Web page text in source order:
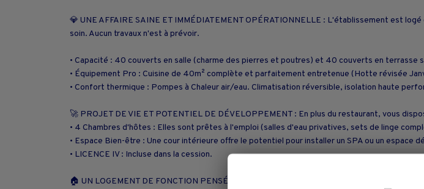
💎 UNE AFFAIRE SAINE ET IMMÉDIATEMENT OPÉRATIONNELLE : L'établissement est
soin. Aucun travaux n'est à prévoir.
• Capacité : 40 couverts en salle (charme des pierres et poutres) et 40 couverts en terrasse
• Équipement Pro : Cuisine de 40m² complète et parfaitement entretenue (Hotte révisée
• Confort thermique : Pompes à Chaleur air/eau. Climatisation réversible, isolation haute
🚀 PROJET DE VIE ET POTENTIEL DE DÉVELOPPEMENT : En plus du restaurant, vous
• 4 Chambres d'hôtes : Elles sont prêtes à l'emploi (salles d'eau privatives, sets de linge
• Espace Bien-être : Une cour intérieure offre le potentiel pour installer un SPA ou un espace
• LICENCE IV : Incluse dans la cession.
🏠 UN LOGEMENT DE FONCTION PENSÉ POUR LA FAMILLE : Le bail inclut un